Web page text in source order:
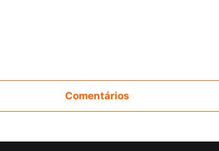
Comentários